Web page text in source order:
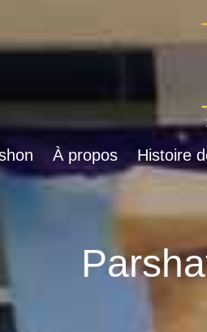
À propos Histoire